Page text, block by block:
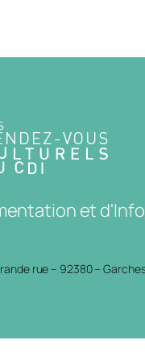
et
rue – 92380 –